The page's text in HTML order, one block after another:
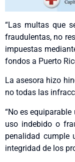
“Las multas que
fraudulentas, no
impuestas
fondos a Puerto
La asesora hizo
no todas las
“No es
uso indebido o
penalidad cumple
integridad de los